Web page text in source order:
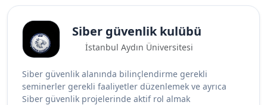
Siber güvenlik kulübü
İstanbul Aydın Üniversitesi
Siber güvenlik alanında bilinçlendirme gerekli
seminerler gerekli faaliyetler düzenlemek ve ayrıca
Siber güvenlik projelerinde aktif rol almak